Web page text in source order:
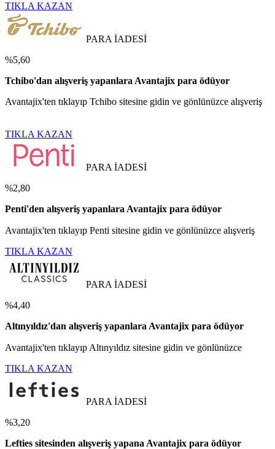
TIKLA KAZAN
PARA İADESİ
%5,60
Tchibo'dan alışveriş yapanlara Avantajix para ödüyor
Avantajix'ten tıklayıp Tchibo sitesine gidin ve gönlünüzce alışveriş
TIKLA KAZAN
PARA İADESİ
%2,80
Penti'den alışveriş yapanlara Avantajix para ödüyor
Avantajix'ten tıklayıp Penti sitesine gidin ve gönlünüzce alışveriş
TIKLA KAZAN
PARA İADESİ
%4,40
Altınyıldız'dan alışveriş yapanlara Avantajix para ödüyor
Avantajix'ten tıklayıp Altınyıldız sitesine gidin ve gönlünüzce
TIKLA KAZAN
PARA İADESİ
%3,20
Lefties sitesinden alışveriş yapana Avantajix para ödüyor